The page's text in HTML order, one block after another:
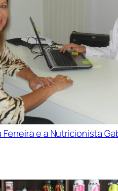
Ferreira e a Nutricionista